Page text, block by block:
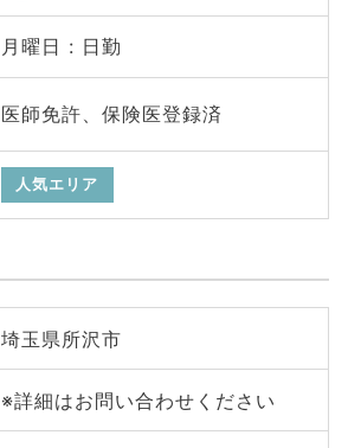
月曜日 : 日勤
医師免許、保険医登録済
人気エリア
埼玉県所沢市
※詳細はお問い合わせください